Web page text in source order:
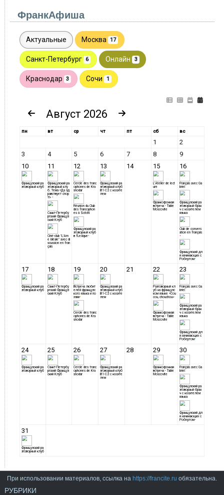
ФранкАфиша
При использовании материалов, ссылка на https://francite.ru обязательна.
РУБРИКИ